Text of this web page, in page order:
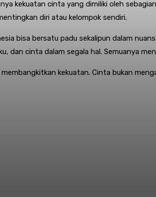
kekuatan cinta yang dimiliki oleh
diri atau kelompok sendiri.
bisa bersatu padu sekalipun dalam
dan cinta dalam segala hal. Semuanya
kekuatan. Cinta bukan